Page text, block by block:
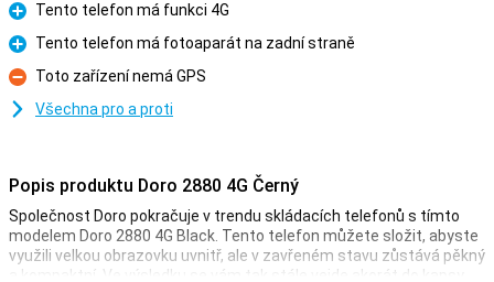
Pro
Tento telefon má funkci 4G
Pro
Tento telefon má fotoaparát na zadní straně
Proti
Toto zařízení nemá GPS
Všechna pro a proti
Popis produktu Doro 2880 4G Černý
Společnost Doro pokračuje v trendu skládacích telefonů s tímto
modelem Doro 2880 4G Black. Tento telefon můžete složit, abyste
využili velkou obrazovku uvnitř, ale v zavřeném stavu zůstává pěkný
a kompaktní. Ve výsledku se vám tak stále vejde akorát do kapsy.